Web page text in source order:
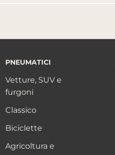
PNEUMATICI
Vetture, SUV e
furgoni
Classico
Biciclette
Agricoltura e